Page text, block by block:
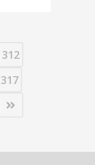
312
317